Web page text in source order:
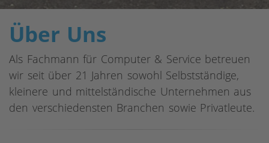
Über Uns
Als Fachmann für Computer & Service betreuen
wir seit über 21 Jahren sowohl Selbstständige,
kleinere und mittelständische Unternehmen aus
den verschiedensten Branchen sowie Privatleute.